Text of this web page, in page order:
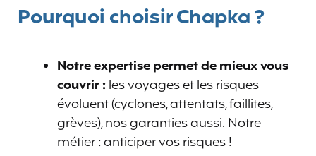
Pourquoi choisir Chapka ?
Notre expertise permet de mieux vous
couvrir :les voyages et les risques
évoluent (cyclones, attentats, faillites,
grèves), nos garanties aussi. Notre
métier : anticiper vos risques !